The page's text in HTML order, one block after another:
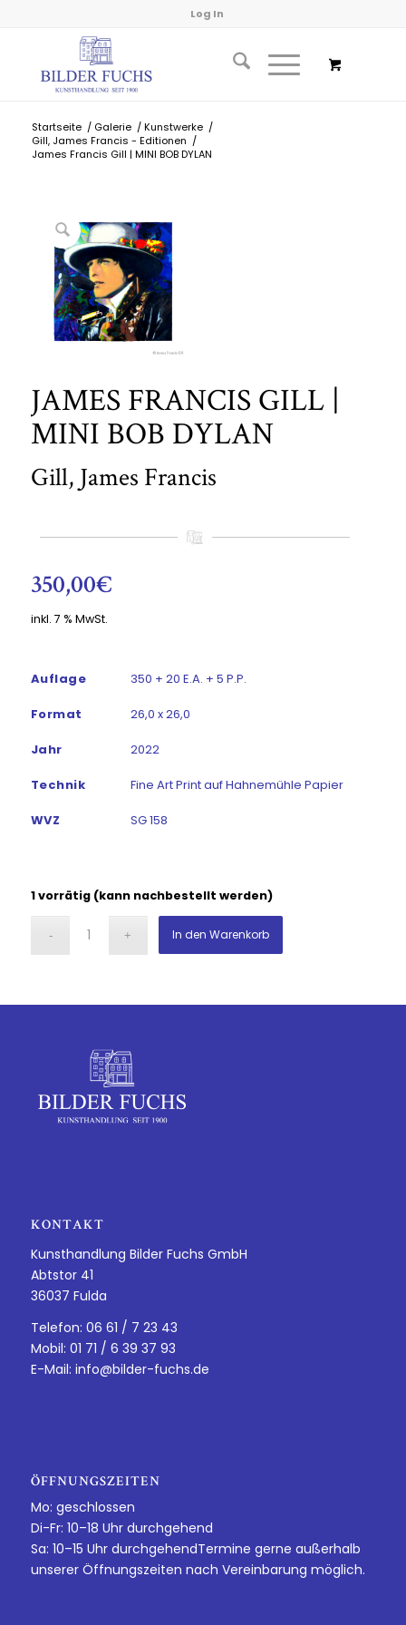
Log In
Startseite / Galerie / Kunstwerke /
Gill, James Francis - Editionen /
James Francis Gill | MINI BOB DYLAN
JAMES FRANCIS GILL |
MINI BOB DYLAN
Gill, James Francis
350,00€
inkl. 7 % MwSt.
Auflage 350 + 20 E.A. + 5 P.P.
Format 26,0 x 26,0
Jahr 2022
Technik Fine Art Print auf Hahnemühle Papier
WVZ SG 158
1 vorrätig (kann nachbestellt werden)
In den Warenkorb
KONTAKT
Kunsthandlung Bilder Fuchs GmbH
Abtstor 41
36037 Fulda
Telefon: 06 61 / 7 23 43
Mobil: 01 71 / 6 39 37 93
E-Mail: info@bilder-fuchs.de
ÖFFNUNGSZEITEN
Mo: geschlossen
Di-Fr: 10–18 Uhr durchgehend
Sa: 10–15 Uhr durchgehendTermine gerne außerhalb
unserer Öffnungszeiten nach Vereinbarung möglich.